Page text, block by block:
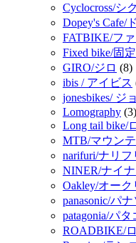
Cyclocross/シ
Dopey's Cafe/
FATBIKE/フ
Fixed bike/固
GIRO/ジロ (8)
ibis / アイビス
jonesbikes/ ジ
Lomography (3)
Long tail bike/
MTB/マウン
narifuri/ナリフ
NINER/ナイ
Oakley/オーク
panasonic/パ
patagonia/パタ
ROADBIKE/